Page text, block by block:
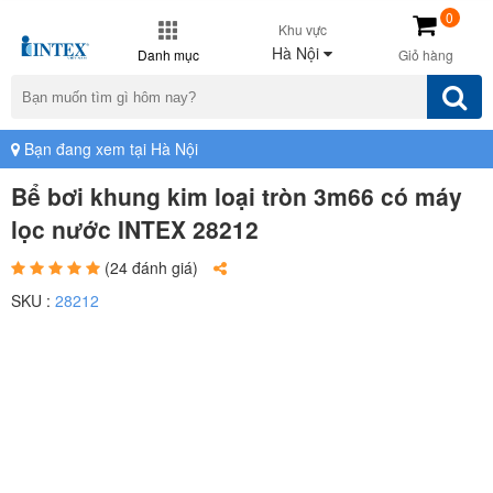
Danh mục
Khu vực
Hà Nội Giỏ hàng
0
Bạn đang xem tại Hà Nội
Bể bơi khung kim loại tròn 3m66 có máy
lọc nước INTEX 28212
(24 đánh giá)
SKU : 28212